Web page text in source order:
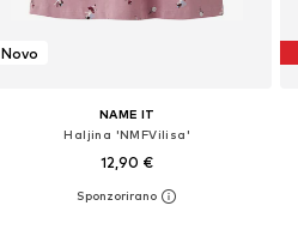
Novo
NAME IT
Haljina 'NMFVilisa'
12,90 €
Dostupno u više veličina